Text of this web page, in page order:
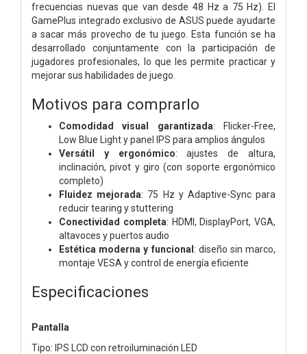
frecuencias nuevas que van desde 48 Hz a 75 Hz). El
GamePlus integrado exclusivo de ASUS puede ayudarte
a sacar más provecho de tu juego. Esta función se ha
desarrollado conjuntamente con la participación de
jugadores profesionales, lo que les permite practicar y
mejorar sus habilidades de juego.
Motivos para comprarlo
Comodidad visual garantizada: Flicker-Free,
Low Blue Light y panel IPS para amplios ángulos
Versátil y ergonómico: ajustes de altura,
inclinación, pivot y giro (con soporte ergonómico
completo)
Fluidez mejorada: 75 Hz y Adaptive-Sync para
reducir tearing y stuttering
Conectividad completa: HDMI, DisplayPort, VGA,
altavoces y puertos audio
Estética moderna y funcional : diseño sin marco,
montaje VESA y control de energía eficiente
Especificaciones
Pantalla
Tipo: IPS LCD con retroiluminación LED